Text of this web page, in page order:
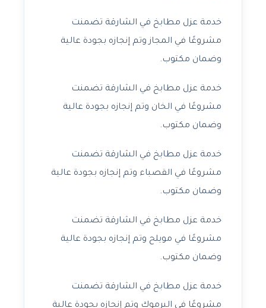
خدمة عزل مطابخ في الشارقة تضمنت
مشروعًا في المجاز وتم إنجازه بجودة عالية
وضمان مكتوب.
خدمة عزل مطابخ في الشارقة تضمنت
مشروعًا في الخان وتم إنجازه بجودة عالية
وضمان مكتوب.
خدمة عزل مطابخ في الشارقة تضمنت
مشروعًا في القصباء وتم إنجازه بجودة عالية
وضمان مكتوب.
خدمة عزل مطابخ في الشارقة تضمنت
مشروعًا في مويلح وتم إنجازه بجودة عالية
وضمان مكتوب.
خدمة عزل مطابخ في الشارقة تضمنت
مشروعًا في اليرموك وتم إنجازه بجودة عالية